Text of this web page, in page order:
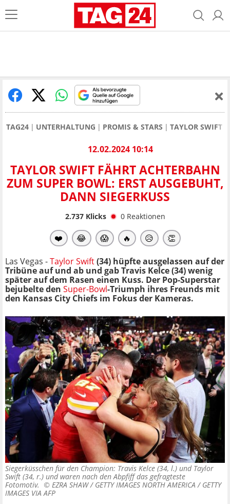
TAG24 UNTERHALTUNG PROMIS & STARS TAYLOR SWIFT
12.02.2024 10:14
TAYLOR SWIFT FÄHRT ACHTERBAHN
ZUM SUPER BOWL: ERST AUSGEBUHT,
DANN SIEGERKUSS
2.737Klicks 0 Reaktionen
❤️ 😂 😱 🔥 😥 👏
Las Vegas -Taylor Swift(34) hüpfte ausgelassen auf der
Tribüne auf und ab und gab Travis Kelce (34) wenig
später auf dem Rasen einen Kuss. Der Pop-Superstar
bejubelte den Super-Bowl-Triumph ihres Freunds mit
den Kansas City Chiefs im Fokus der Kameras.
Siegerküsschen für den Champion: Travis Kelce (34, l.) und Taylor
Swift (34, r.) und waren nach den Abpfiff das gefragteste
Fotomotiv. © EZRA SHAW / GETTY IMAGES NORTH AMERICA / GETTY
IMAGES VIA AFP